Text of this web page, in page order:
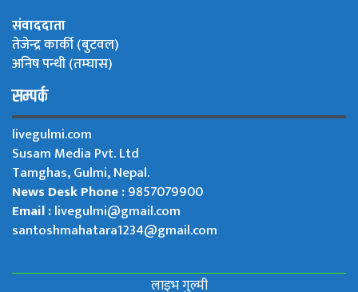
संवाददाता
तेजेन्द्र कार्की (बुटवल)
अनिष पन्थी (तम्घास)
सम्पर्क
livegulmi.com
Susam Media Pvt. Ltd
Tamghas, Gulmi, Nepal.
News Desk Phone :9857079900
Email :livegulmi@gmail.com
santoshmahatara1234@gmail.com
लाइभ गुल्मी